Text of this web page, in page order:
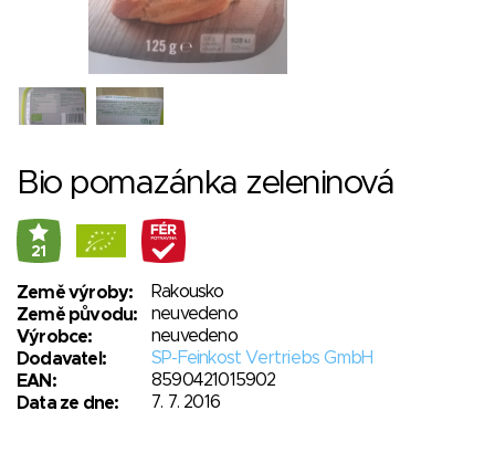
Bio pomazánka zeleninová
21
Země výroby:
Rakousko
Země původu:
neuvedeno
Výrobce:
neuvedeno
Dodavatel:
SP-Feinkost Vertriebs GmbH
EAN:
8590421015902
Data ze dne:
7. 7. 2016